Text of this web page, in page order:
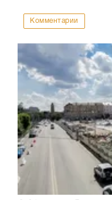
Комментарии